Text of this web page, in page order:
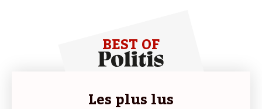
BEST OF
Les plus lus